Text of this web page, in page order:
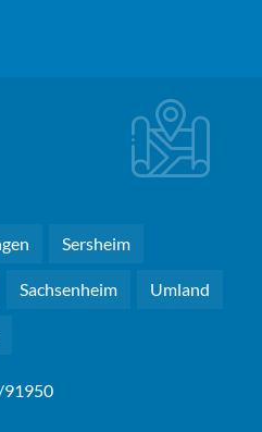
Sersheim
Sachsenheim Umland
91950